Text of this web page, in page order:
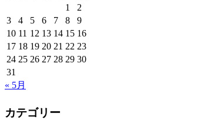
1
2
3
4 5 6 7 8
9
10 11 12 13 14 15 16
17 18 19 20 21 22 23
24 25 26 27 28 29 30
31
« 5月
カテゴリー